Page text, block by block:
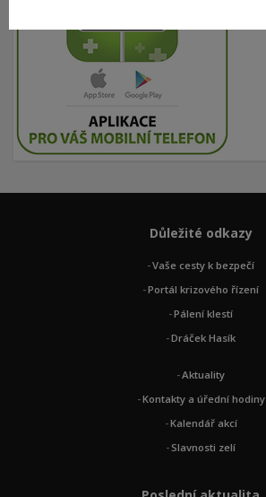
Důležité odkazy
Vaše cesty k bezpečí
Portál krizového řízení
Pálení klestí
Dráček Hasík
Aktuality
Kontakty a úřední hodiny
Kalendář akcí
Slavnosti zelí